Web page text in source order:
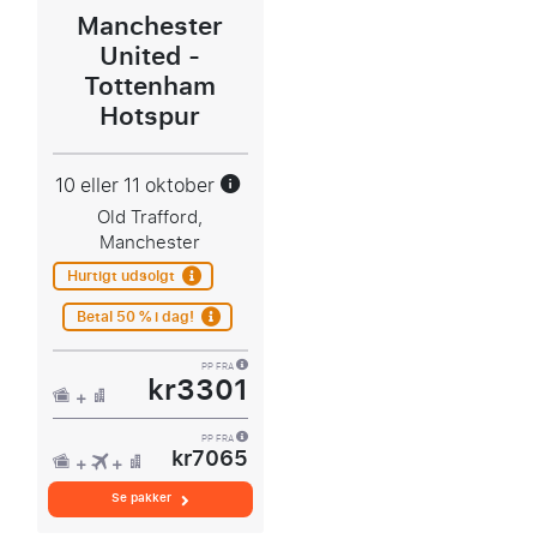
Manchester
United -
Tottenham
Hotspur
10 eller 11 oktober
Old Trafford,
Manchester
Hurtigt udsolgt
Betal 50 % i dag!
PP FRA
kr3301
PP FRA
kr7065
Se pakker